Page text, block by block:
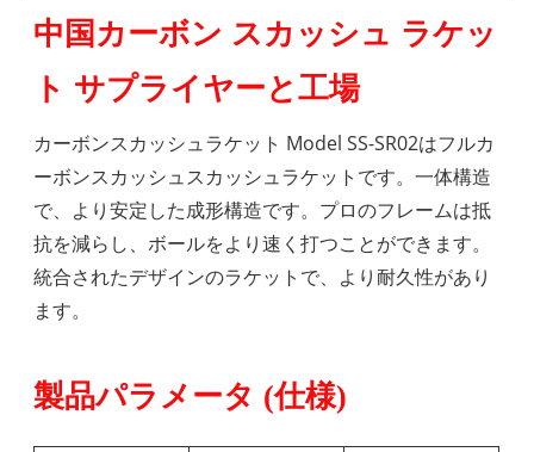
中国カーボン スカッシュ ラケッ
ト サプライヤーと工場
カーボンスカッシュラケット Model SS-SR02はフルカ
ーボンスカッシュスカッシュラケットです。一体構造
で、より安定した成形構造です。プロのフレームは抵
抗を減らし、ボールをより速く打つことができます。
統合されたデザインのラケットで、より耐久性があり
ます。
製品パラメータ (仕様)